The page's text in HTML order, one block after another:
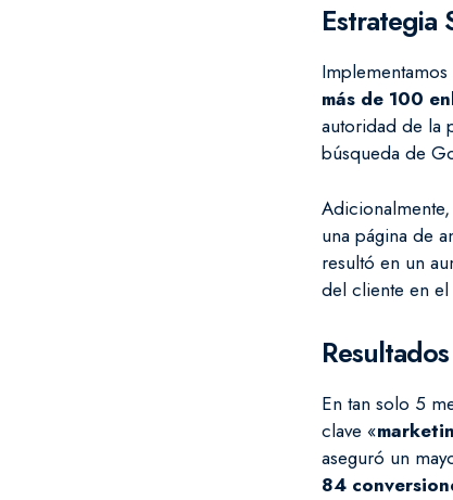
Estrategia
más de 100
autoridad de la
búsqueda de
una página de
resultó en un
del cliente en
En tan solo 5
clave «
aseguró un
84